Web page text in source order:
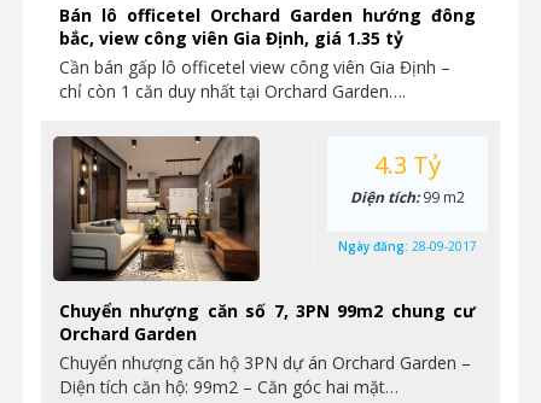
Bán lô officetel Orchard Garden hướng đông
bắc, view công viên Gia Định, giá 1.35 tỷ
Cần bán gấp lô officetel view công viên Gia Định –
chỉ còn 1 căn duy nhất tại Orchard Garden….
Chuyển nhượng căn số 7, 3PN 99m2 chung cư
Orchard Garden
Chuyển nhượng căn hộ 3PN dự án Orchard Garden –
Diện tích căn hộ: 99m2 – Căn góc hai mặt…
4.3 Tỷ
Diện tích:99 m2
Ngày đăng: 28-09-2017